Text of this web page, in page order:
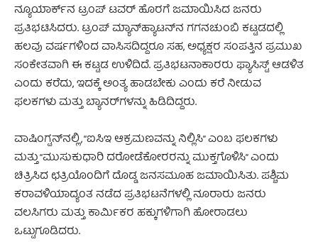
ನ್ಯೂಯಾರ್ಕ್‌ನ ಟ್ರಂಪ್ ಟವರ್ ಹೊರಗೆ ಜಮಾಯಿಸಿದ ಜನರು
ಪ್ರತಿಭಟಿಸಿದರು. ಟ್ರಂಪ್ ಮ್ಯಾನ್‌ಹ್ಯಾಟನ್‌ನ ಗಗನಚುಂಬಿ ಕಟ್ಟಡದಲ್ಲಿ
ಹಲವು ವರ್ಷಗಳಿಂದ ವಾಸಿಸದಿದ್ದರೂ ಸಹ, ಅಧ್ಯಕ್ಷರ ಸಂಪತ್ತಿನ ಪ್ರಮುಖ
ಸಂಕೇತವಾಗಿ ಈ ಕಟ್ಟಡ ಉಳಿದಿದೆ. ಪ್ರತಿಭಟನಾಕಾರರು ಫ್ಯಾಸಿಸ್ಟ್ ಆಡಳಿತ
ಎಂದು ಕರೆದು, ಇದಕ್ಕೆ ಅಂತ್ಯ ಹಾಡಬೇಕು ಎಂದು ಕರೆ ನೀಡುವ
ಫಲಕಗಳು ಮತ್ತು ಬ್ಯಾನರ್‌ಗಳನ್ನು ಹಿಡಿದಿದ್ದರು.
ವಾಷಿಂಗ್ಟನ್‌ನಲ್ಲಿ, “ಐಸಿಇ ಆಕ್ರಮಣವನ್ನು ನಿಲ್ಲಿಸಿ” ಎಂಬ ಫಲಕಗಳು
ಮತ್ತು “ಮುಸುಕುಧಾರಿ ದರೋಡೆಕೋರರನ್ನು ಮುಕ್ತಗೊಳಿಸಿ” ಎಂದು
ಚಿತ್ರಿಸಿದ ಛತ್ರಿಯೊಂದಿಗೆ ದೊಡ್ಡ ಜನಸಮೂಹ ಜಮಾಯಿಸಿತು. ಪಶ್ಚಿಮ
ಕರಾವಳಿಯಾದ್ಯಂತ ನಡೆದ ಪ್ರತಿಭಟನೆಗಳಲ್ಲಿ ನೂರಾರು ಜನರು
ವಲಸಿಗರು ಮತ್ತು ಕಾರ್ಮಿಕರ ಹಕ್ಕುಗಳಿಗಾಗಿ ಹೋರಾಡಲು
ಒಟ್ಟುಗೂಡಿದರು.